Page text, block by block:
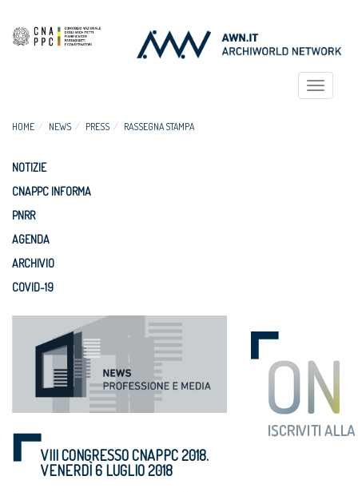
Toggle
HOME NEWS PRESS RASSEGNA STAMPA
NOTIZIE
CNAPPC INFORMA
PNRR
AGENDA
ARCHIVIO
COVID-19
VIII CONGRESSO CNAPPC 2018.
VENERDÌ 6 LUGLIO 2018